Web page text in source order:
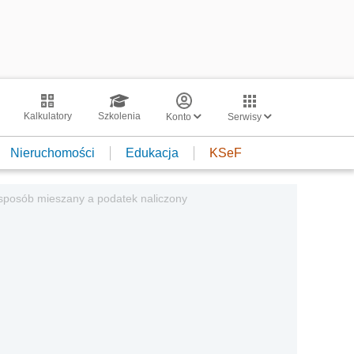
Kalkulatory Szkolenia Konto Serwisy
Nieruchomości Edukacja KSeF
mieszany a podatek naliczony